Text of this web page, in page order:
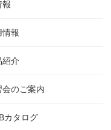
報
情報
紹介
会のご案内
カタログ